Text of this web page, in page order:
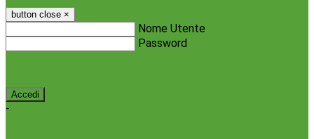
button close ×
Nome Utente
Password
-